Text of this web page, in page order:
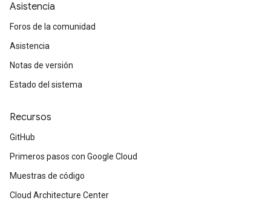
Asistencia
Foros de la comunidad
Asistencia
Notas de versión
Estado del sistema
Recursos
GitHub
Primeros pasos con Google Cloud
Muestras de código
Cloud Architecture Center